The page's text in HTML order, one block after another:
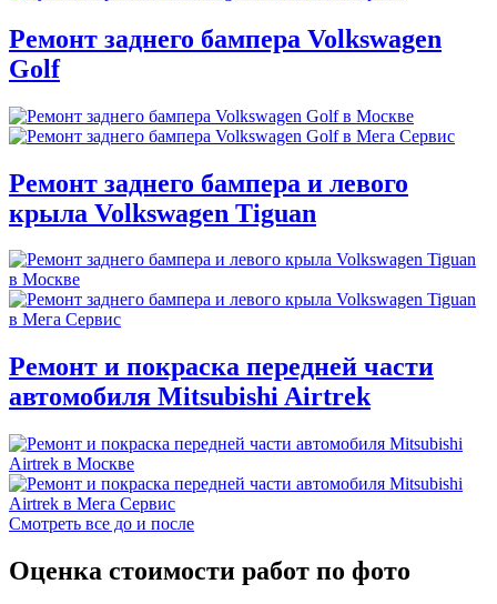
Ремонт заднего бампера Volkswagen
Golf
Ремонт заднего бампера и левого
крыла Volkswagen Tiguan
Ремонт и покраска передней части
автомобиля Mitsubishi Airtrek
Смотреть все до и после
Оценка стоимости работ по фото